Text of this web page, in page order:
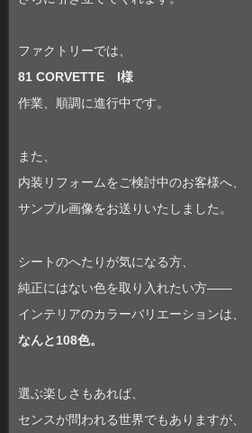
ファクトリーでは、
81 CORVETTE I様
作業、順調に進行中です。
また、
内装リフォームをご検討中のお客様へ、
サンプル画像をお送りいたしました。
シートのへたりが気になる方、
純正にはない色を取り入れたい方――
インテリアのカラーバリエーションは、
なんと108色。
選ぶ楽しさもあれば、
センスが問われる世界でもありますが、